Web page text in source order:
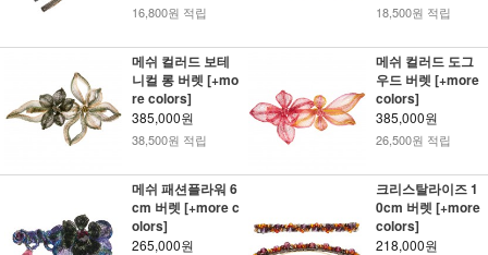
16,800원 적립 18,500원 적립
메쉬 컬러드 보테
니컬 롱 버렛 [+mo
re colors]
385,000원
38,500원 적립
메쉬 컬러드 도그
우드 버렛 [+more
colors]
385,000원
26,500원 적립
메쉬 패션플라워 6
cm 버렛 [+more c
olors]
265,000원
크리스탈라이즈 1
0cm 버렛 [+more
colors]
218,000원